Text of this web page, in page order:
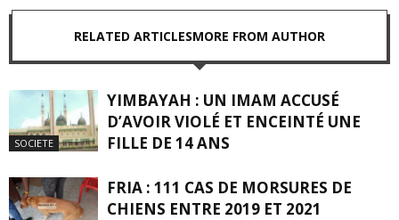
RELATED ARTICLESMORE FROM AUTHOR
SOCIETE
YIMBAYAH : UN IMAM ACCUSÉ
D’AVOIR VIOLÉ ET ENCEINTÉ UNE
FILLE DE 14 ANS
FRIA : 111 CAS DE MORSURES DE
CHIENS ENTRE 2019 ET 2021